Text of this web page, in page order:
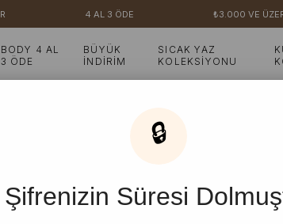
4 AL 3 ÖDE ₺3.000 VE
BODY 4 AL
3 ÖDE
BÜYÜK
İNDİRİM
SICAK YAZ
KOLEKSİYONU
🔒
Şifrenizin Süresi